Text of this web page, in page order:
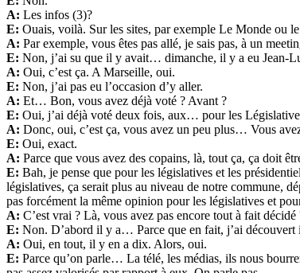
A: Les infos (3)?
E: Ouais, voilà. Sur les sites, par exemple Le Monde ou
A: Par exemple, vous êtes pas allé, je sais pas, à un
E: Non, j’ai su que il y avait… dimanche, il y a eu Jean-
A: Oui, c’est ça. A Marseille, oui.
E: Non, j’ai pas eu l’occasion d’y aller.
A: Et… Bon, vous avez déjà voté ? Avant ?
E: Oui, j’ai déjà voté deux fois, aux… pour les
A: Donc, oui, c’est ça, vous avez un peu plus… Vous
E: Oui, exact.
A: Parce que vous avez des copains, là, tout ça, ça doit
E: Bah, je pense que pour les législatives et les
législatives, ça serait plus au niveau de notre commune,
pas forcément la même opinion pour les législatives et
A: C’est vrai ? Là, vous avez pas encore tout à fait décidé
E: Non. D’abord il y a… Parce que en fait, j’ai découvert
A: Oui, en tout, il y en a dix. Alors, oui.
E: Parce qu’on parle… La télé, les médias, ils nous